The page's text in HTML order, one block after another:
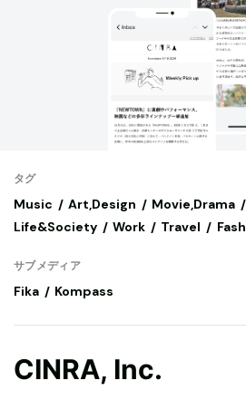
タグ
Music Art,Design Movie,Drama
Life&Society
Work Travel
サブメディア
Fika Kompass
CINRA, Inc.